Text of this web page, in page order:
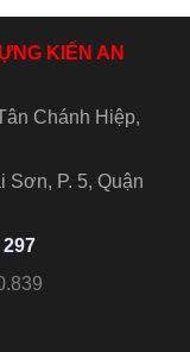
KIẾN AN
Chánh Hiệp,
Sơn, P. 5, Quận
297